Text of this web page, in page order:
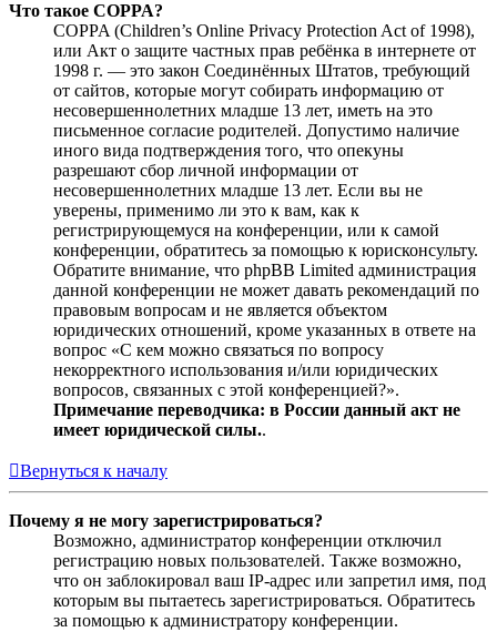
Что такое COPPA?
COPPA (Children’s Online Privacy Protection Act of 1998),
или Акт о защите частных прав ребёнка в интернете от
1998 г. — это закон Соединённых Штатов, требующий
от сайтов, которые могут собирать информацию от
несовершеннолетних младше 13 лет, иметь на это
письменное согласие родителей. Допустимо наличие
иного вида подтверждения того, что опекуны
разрешают сбор личной информации от
несовершеннолетних младше 13 лет. Если вы не
уверены, применимо ли это к вам, как к
регистрирующемуся на конференции, или к самой
конференции, обратитесь за помощью к юрисконсульту.
Обратите внимание, что phpBB Limited администрация
данной конференции не может давать рекомендаций по
правовым вопросам и не является объектом
юридических отношений, кроме указанных в ответе на
вопрос «С кем можно связаться по вопросу
некорректного использования и/или юридических
вопросов, связанных с этой конференцией?».
Примечание переводчика: в России данный акт не
имеет юридической силы..
Вернуться к началу
Почему я не могу зарегистрироваться?
Возможно, администратор конференции отключил
регистрацию новых пользователей. Также возможно,
что он заблокировал ваш IP-адрес или запретил имя, под
которым вы пытаетесь зарегистрироваться. Обратитесь
за помощью к администратору конференции.